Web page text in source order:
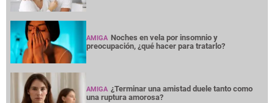
AMIGA Noches en vela por insomnio y
preocupación, ¿qué hacer para tratarlo?
AMIGA ¿Terminar una amistad duele tanto como
una ruptura amorosa?